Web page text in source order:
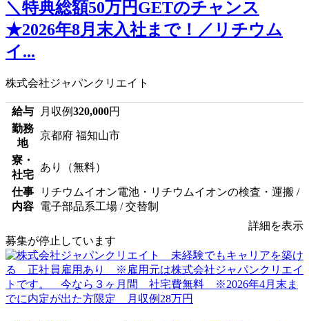
＼特典総額50万円GETのチャンス
★2026年8月末入社まで！／リチウム
イ...
株式会社ジャパンクリエイト
給与 月収例320,000円
勤務
地
京都府 福知山市
寮・
社宅
あり（無料）
仕事
内容
リチウムイオン電池・リチウムイオンの検査・運搬 /
電子部品系工場 / 交替制
詳細を表示
募集が停止しています